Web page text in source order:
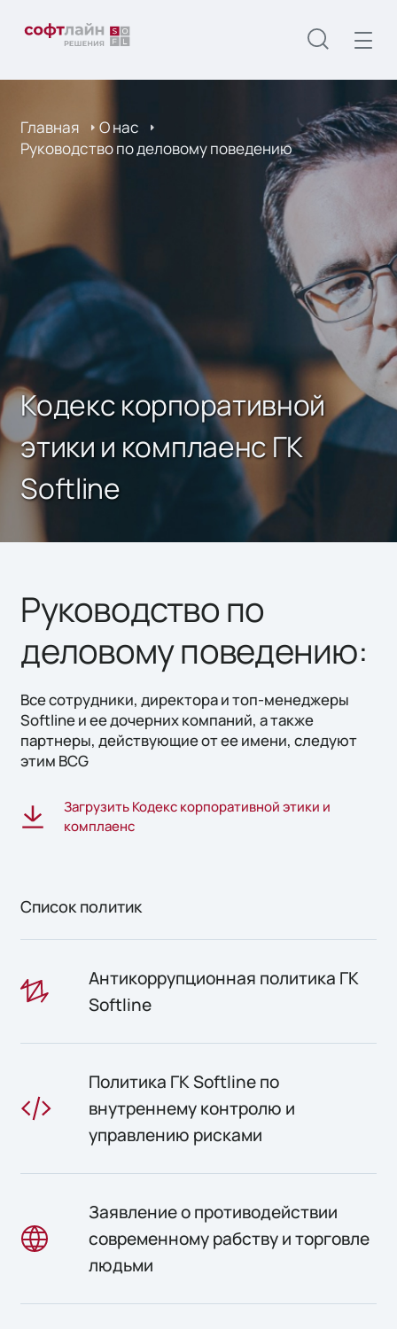
Главная
О нас
Руководство по деловому поведению
Кодекс корпоративной
этики и комплаенс ГК
Softline
Руководство по
деловому поведению:
Все сотрудники, директора и топ-менеджеры
Softline и ее дочерних компаний, а также
партнеры, действующие от ее имени, следуют
этим BCG
Загрузить Кодекс корпоративной этики и
комплаенс
Список политик
Антикоррупционная политика ГК
Softline
Политика ГК Softline по
внутреннему контролю и
управлению рисками
Заявление о противодействии
современному рабству и торговле
людьми